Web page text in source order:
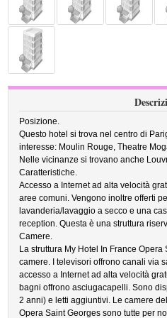
Posizione.
Questo hotel si trova nel centro di
interesse: Moulin Rouge, Theatre
Nelle vicinanze si trovano anche
Caratteristiche.
Accesso a Internet ad alta velocità
aree comuni. Vengono inoltre offerti
lavanderia/lavaggio a secco e una
reception. Questa è una struttura
Camere.
La struttura My Hotel In France
camere. I televisori offrono canali via
accesso a Internet ad alta velocità
bagni offrono asciugacapelli. Sono
2 anni) e letti aggiuntivi. Le camere
Opera Saint Georges sono tutte per